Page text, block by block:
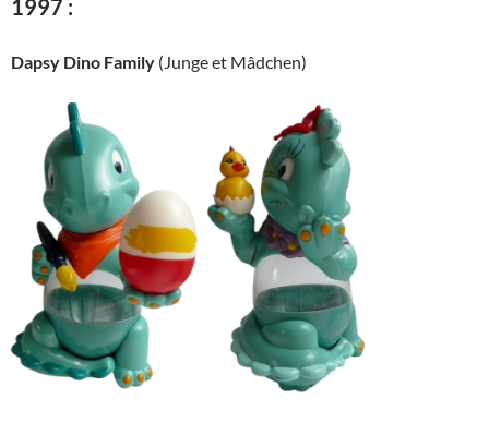
1997 :
Dapsy Dino Family (Junge et Mâdchen)